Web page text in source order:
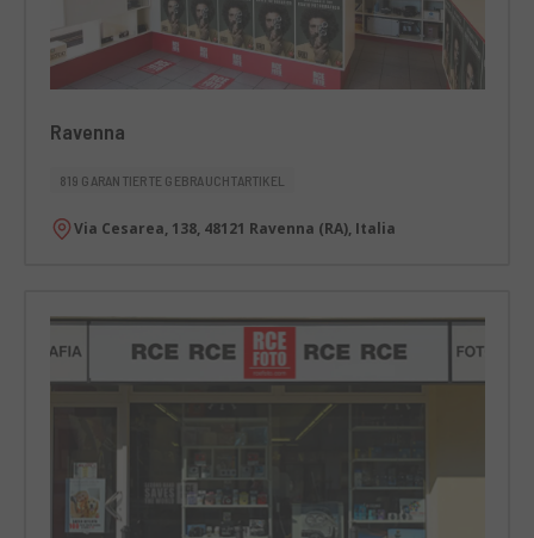
Ravenna
819 GARANTIERTE GEBRAUCHTARTIKEL
Via Cesarea, 138, 48121 Ravenna (RA), Italia